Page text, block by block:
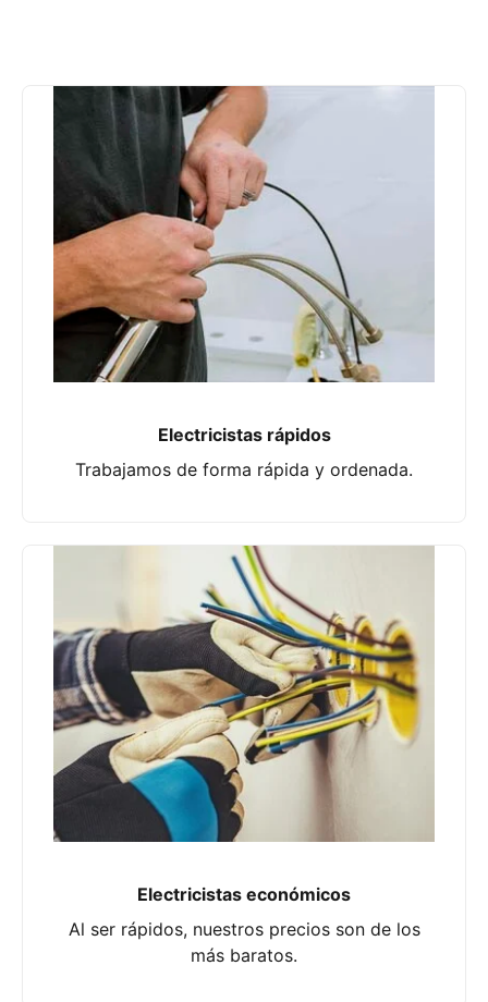
Electricistas rápidos
Trabajamos de forma rápida y ordenada.
Electricistas económicos
Al ser rápidos, nuestros precios son de los
más baratos.